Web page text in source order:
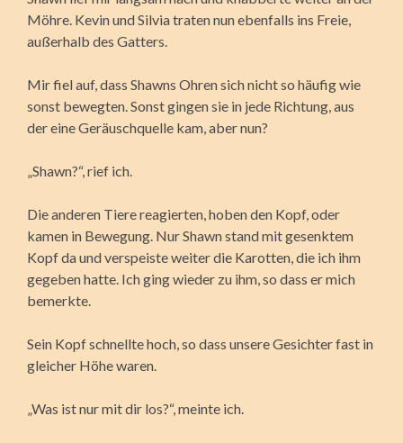
Möhre. Kevin und Silvia traten nun ebenfalls ins Freie,
außerhalb des Gatters.
Mir fiel auf, dass Shawns Ohren sich nicht so häufig wie
sonst bewegten. Sonst gingen sie in jede Richtung, aus
der eine Geräuschquelle kam, aber nun?
„Shawn?“, rief ich.
Die anderen Tiere reagierten, hoben den Kopf, oder
kamen in Bewegung. Nur Shawn stand mit gesenktem
Kopf da und verspeiste weiter die Karotten, die ich ihm
gegeben hatte. Ich ging wieder zu ihm, so dass er mich
bemerkte.
Sein Kopf schnellte hoch, so dass unsere Gesichter fast in
gleicher Höhe waren.
„Was ist nur mit dir los?“, meinte ich.